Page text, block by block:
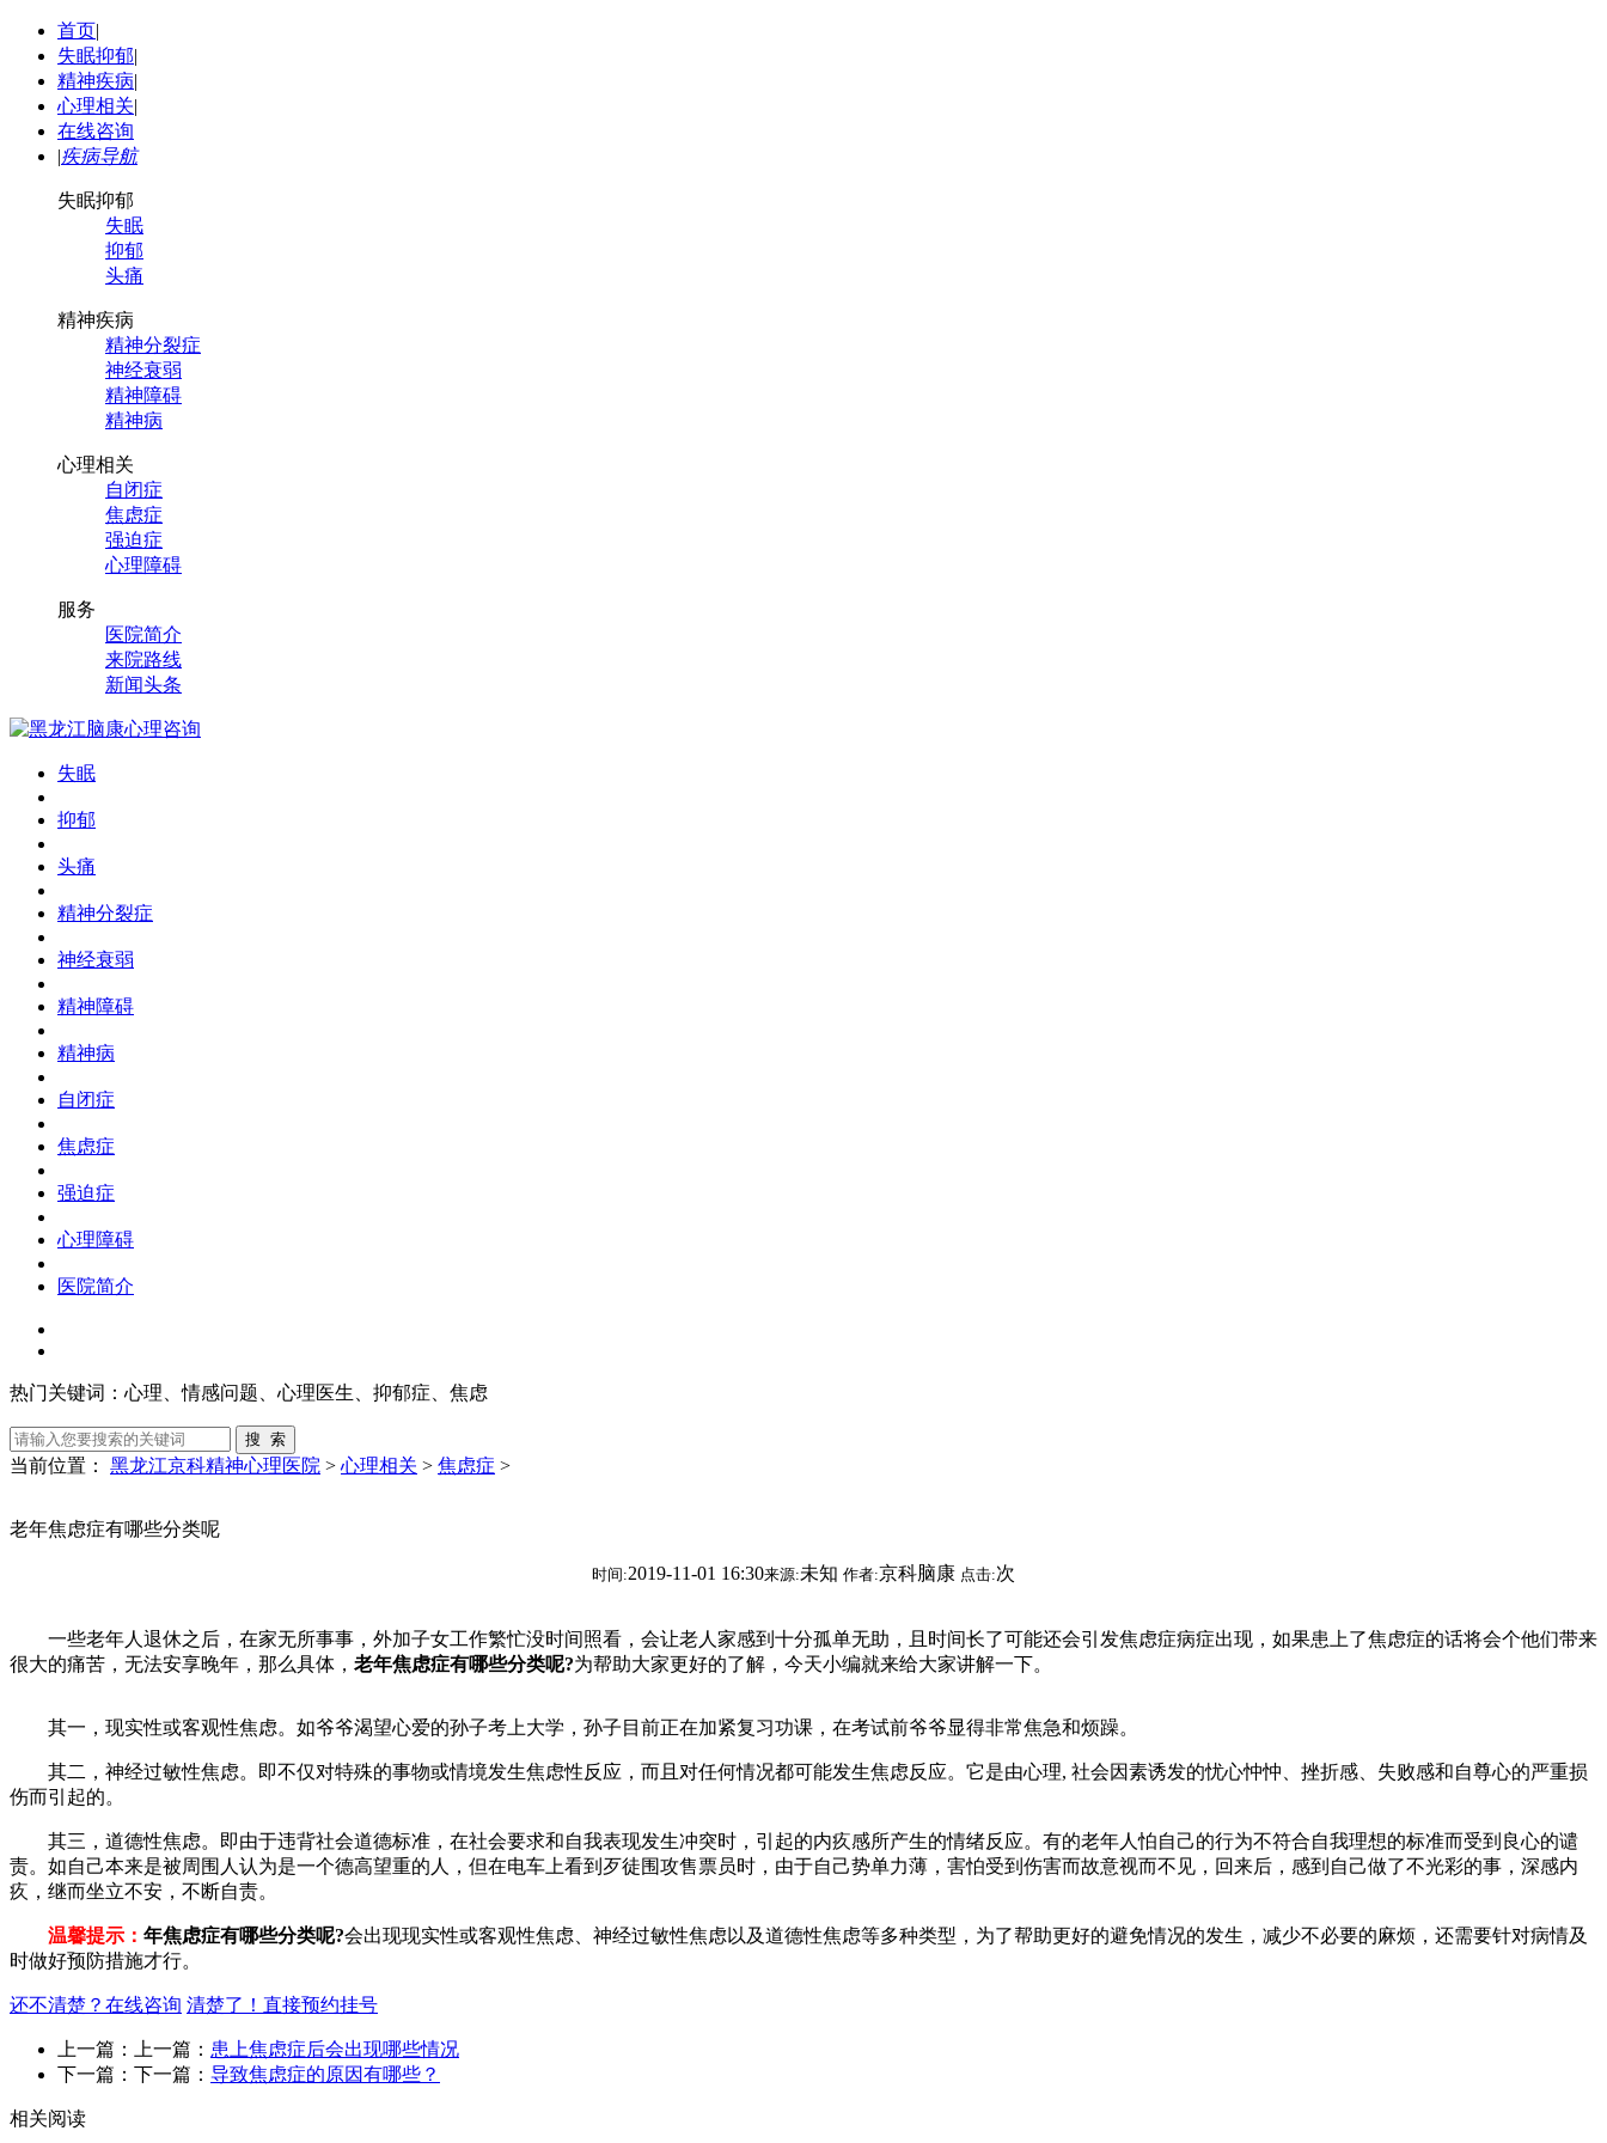
首页|
失眠抑郁|
精神疾病|
心理相关|
在线咨询
|疾病导航
失眠抑郁
失眠
抑郁
头痛
精神疾病
精神分裂症
神经衰弱
精神障碍
精神病
心理相关
自闭症
焦虑症
强迫症
心理障碍
服务
医院简介
来院路线
新闻头条
失眠
抑郁
头痛
精神分裂症
神经衰弱
精神障碍
精神病
自闭症
焦虑症
强迫症
心理障碍
医院简介
热门关键词： 心理、情感问题、心理医生、抑郁症、焦虑
当前位置： 黑龙江京科精神心理医院 > 心理相关 > 焦虑症 >
老年焦虑症有哪些分类呢
时间:2019-11-01 16:30来源:未知 作者:京科脑康 点击:次
一些老年人退休之后，在家无所事事，外加子女工作繁忙没时间照看，会让老人家感到十分孤单无助，且时间长了可能还会引发焦虑症病症出现，如果患上了焦虑症的话将会个他们带来
很大的痛苦，无法安享晚年，那么具体， 老年焦虑症有哪些分类呢?为帮助大家更好的了解，今天小编就来给大家讲解一下。
其一，现实性或客观性焦虑。如爷爷渴望心爱的孙子考上大学，孙子目前正在加紧复习功课，在考试前爷爷显得非常焦急和烦躁。
其二，神经过敏性焦虑。即不仅对特殊的事物或情境发生焦虑性反应，而且对任何情况都可能发生焦虑反应。它是由心理, 社会因素诱发的忧心忡忡、挫折感、失败感和自尊心的严重损
伤而引起的。
其三，道德性焦虑。即由于违背社会道德标准，在社会要求和自我表现发生冲突时，引起的内疚感所产生的情绪反应。有的老年人怕自己的行为不符合自我理想的标准而受到良心的谴
责。如自己本来是被周围人认为是一个德高望重的人，但在电车上看到歹徒围攻售票员时，由于自己势单力薄，害怕受到伤害而故意视而不见，回来后，感到自己做了不光彩的事，深感内
疚，继而坐立不安，不断自责。
温馨提示： 年焦虑症有哪些分类呢?会出现现实性或客观性焦虑、神经过敏性焦虑以及道德性焦虑等多种类型，为了帮助更好的避免情况的发生，减少不必要的麻烦，还需要针对病情及
时做好预防措施才行。
还不清楚？在线咨询 清楚了！直接预约挂号
上一篇：上一篇： 患上焦虑症后会出现哪些情况
下一篇：下一篇： 导致焦虑症的原因有哪些？
相关阅读